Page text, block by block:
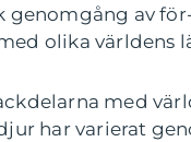
genomgång av
olika världens
med
har varierat